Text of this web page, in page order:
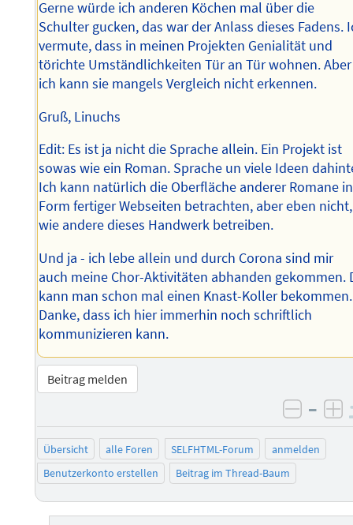
Gerne würde ich anderen Köchen mal über die
Schulter gucken, das war der Anlass dieses Fadens.
vermute, dass in meinen Projekten Genialität und
törichte Umständlichkeiten Tür an Tür wohnen. Aber
ich kann sie mangels Vergleich nicht erkennen.
Gruß, Linuchs
Edit: Es ist ja nicht die Sprache allein. Ein Projekt ist
sowas wie ein Roman. Sprache un viele Ideen
Ich kann natürlich die Oberfläche anderer Romane in
Form fertiger Webseiten betrachten, aber eben nicht,
wie andere dieses Handwerk betreiben.
Und ja - ich lebe allein und durch Corona sind mir
auch meine Chor-Aktivitäten abhanden gekommen.
kann man schon mal einen Knast-Koller bekommen.
Danke, dass ich hier immerhin noch schriftlich
kommunizieren kann.
Beitrag melden
–
Übersicht alle Foren SELFHTML-Forum
anmelden
Benutzerkonto erstellen
Beitrag im Thread-Baum